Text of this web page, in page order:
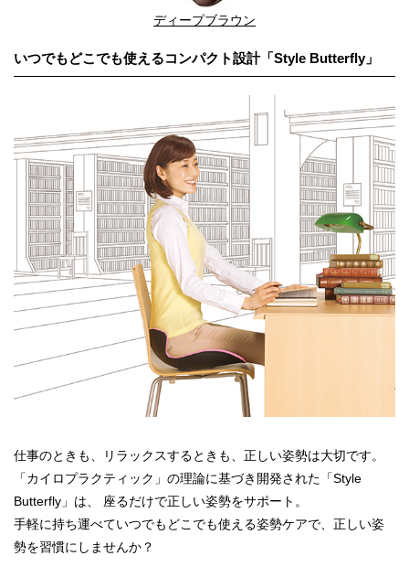
ディープブラウン
いつでもどこでも使えるコンパクト設計「Style Butterfly」
仕事のときも、リラックスするときも、正しい姿勢は大切です。
「カイロプラクティック」の理論に基づき開発された「Style
Butterfly」は、 座るだけで正しい姿勢をサポート。
手軽に持ち運べていつでもどこでも使える姿勢ケアで、正しい姿
勢を習慣にしませんか？